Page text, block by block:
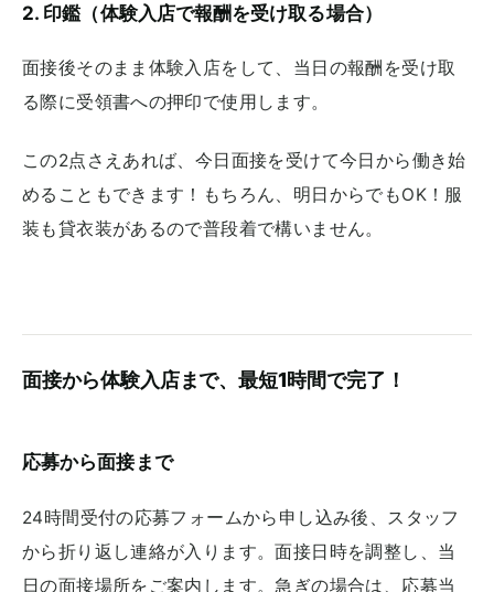
2. 印鑑（体験入店で報酬を受け取る場合）
面接後そのまま体験入店をして、当日の報酬を受け取
る際に受領書への押印で使用します。
この2点さえあれば、今日面接を受けて今日から働き始
めることもできます！もちろん、明日からでもOK！服
装も貸衣装があるので普段着で構いません。
面接から体験入店まで、最短1時間で完了！
応募から面接まで
24時間受付の応募フォームから申し込み後、スタッフ
から折り返し連絡が入ります。面接日時を調整し、当
日の面接場所をご案内します。急ぎの場合は、応募当